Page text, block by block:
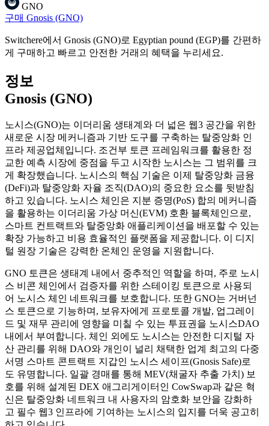
GNO
구매 Gnosis (GNO)
Switchere에서 Gnosis (GNO)로 Egyptian pound (EGP)를 간편하
게 구매하고 빠르고 안전한 거래의 혜택을 누리세요.
정보
Gnosis (GNO)
노시스(GNO)는 이더리움 생태계와 더 넓은 웹3 공간을 위한
새로운 시장 메커니즘과 기반 도구를 구축하는 탈중앙화 인
프라 제공업체입니다. 조건부 토큰 프레임워크를 활용한 정
교한 예측 시장에 중점을 두고 시작한 노시스는 그 범위를 크
게 확장했습니다. 노시스의 핵심 기술은 이제 탈중앙화 금융
(DeFi)과 탈중앙화 자율 조직(DAO)의 중요한 요소를 뒷받침
하고 있습니다. 노시스 체인은 지분 증명(PoS) 합의 메커니즘
을 활용하는 이더리움 가상 머신(EVM) 호환 블록체인으로,
스마트 컨트랙트와 탈중앙화 애플리케이션을 배포할 수 있는
확장 가능하고 비용 효율적인 플랫폼을 제공합니다. 이 디지
털 원장 기술은 강력한 온체인 운영을 지원합니다.
GNO 토큰은 생태계 내에서 중추적인 역할을 하며, 주로 노시
스 비콘 체인에서 검증자를 위한 스테이킹 토큰으로 사용되
어 노시스 체인 네트워크를 보호합니다. 또한 GNO는 거버넌
스 토큰으로 기능하며, 보유자에게 프로토콜 개발, 업그레이
드 및 재무 관리에 영향을 미칠 수 있는 투표권을 노시스DAO
내에서 부여합니다. 체인 외에도 노시스는 안전한 디지털 자
산 관리를 위해 DAO와 개인이 널리 채택한 업계 최고의 다중
서명 스마트 콘트랙트 지갑인 노시스 세이프(Gnosis Safe)로
도 유명합니다. 일괄 경매를 통해 MEV(채굴자 추출 가치) 보
호를 위해 설계된 DEX 애그리게이터인 CowSwap과 같은 혁
신은 탈중앙화 네트워크 내 사용자의 암호화 보안을 강화하
고 필수 웹3 인프라에 기여하는 노시스의 입지를 더욱 공고히